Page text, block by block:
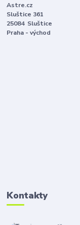
Astre.cz
Sluštice 361
25084 Sluštice
Praha - východ
Kontakty